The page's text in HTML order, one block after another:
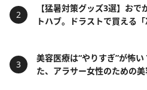
【猛暑対策グッズ3選】おで
トハブ。ドラストで買える
美容医療は“やりすぎ”が怖
た、アラサー女性のための美